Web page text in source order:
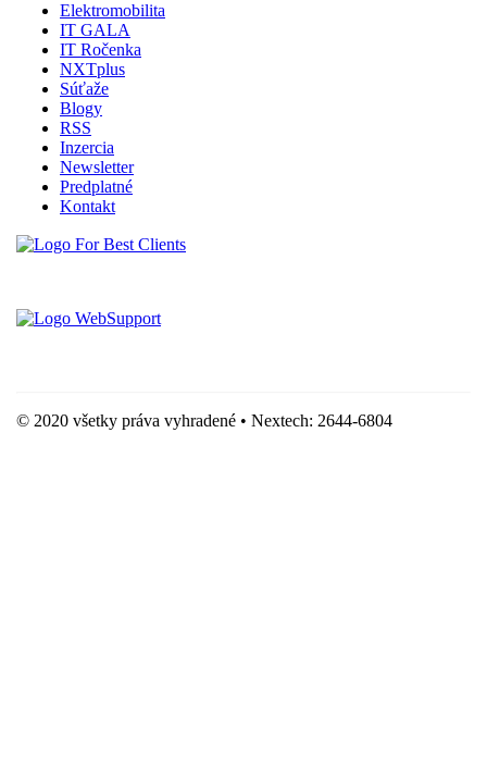
Elektromobilita
IT GALA
IT Ročenka
NXTplus
Súťaže
Blogy
RSS
Inzercia
Newsletter
Predplatné
Kontakt
© 2020 všetky práva vyhradené • Nextech: 2644-6804